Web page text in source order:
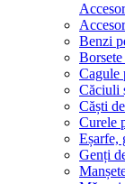
Benzi
Cagule
Căciuli
Căști
Curele
Eșarfe,
Genți